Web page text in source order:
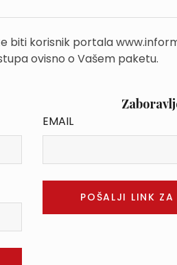
biti korisnik portala
ovisno o Vašem paketu.
EMAIL